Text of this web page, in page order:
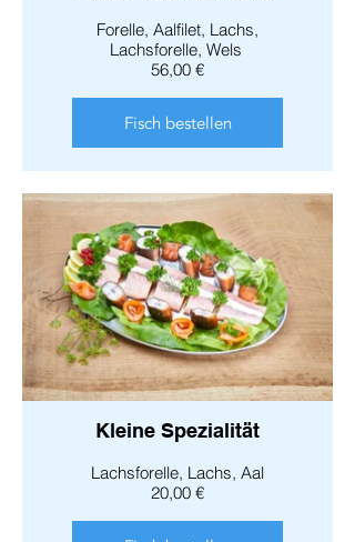
Forelle, Aalfilet, Lachs,
Lachsforelle, Wels
56,00 €
Fisch bestellen
Kleine Spezialität
Lachsforelle, Lachs, Aal
20,00 €